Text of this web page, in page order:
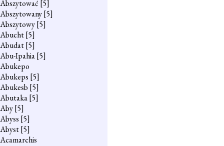
Abszytować [5]
Abszytowany[5]
Abszytowy[5]
Abucht[5]
Abudat[5]
Abu-Ipahia[5]
Abukepo
Abukeps [5]
Abukesb [5]
Abutaka[5]
Aby[5]
Abyss [5]
Abyst[5]
Acamarchis